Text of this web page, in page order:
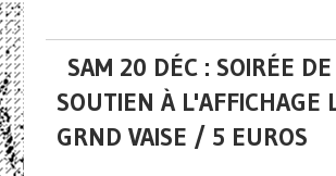
SAM 20 DÉC : SOIRÉE DE
SOUTIEN À L'AFFICHAGE
GRND VAISE / 5 EUROS